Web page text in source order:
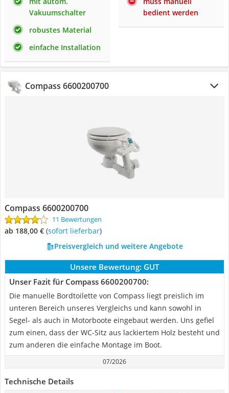
Vakuumschalter
robustes Material
einfache Installation
bedient werden
Compass 6600200700
Compass 6600200700
11 Bewertungen
ab 188,00 € ( Sofort lieferbar)
Preisvergleich und weitere Angebote
Unsere Bewertung: GUT
Unser Fazit für Compass 6600200700:
Die manuelle Bordtoilette von Compass liegt preislich im
unteren Bereich unseres Vergleichs und kann sowohl in
Segel- als auch in Motorboote eingebaut werden. Uns gefiel
zum einen, dass der WC-Sitz aus lackiertem Holz besteht und
zum anderen die einfache Montage im Boot.
07/2026
Technische Details